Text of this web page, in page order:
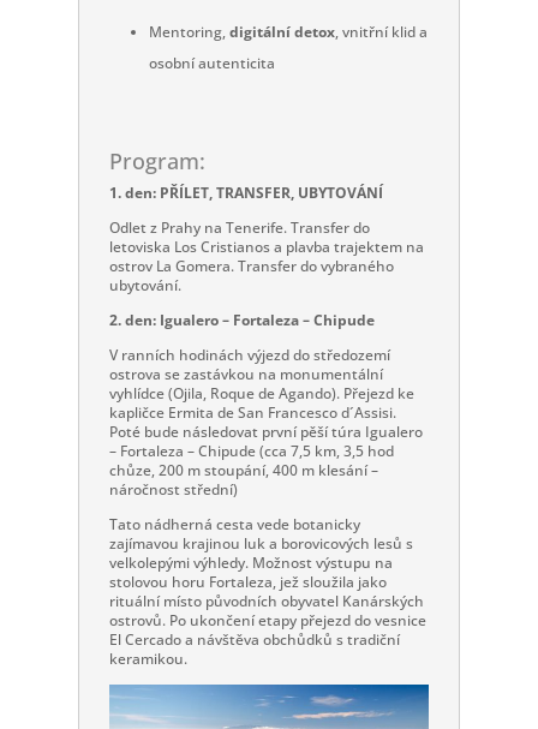
Mentoring,digitální detox, vnitřní klid a
osobní autenticita
Program:
1. den: PŘÍLET, TRANSFER, UBYTOVÁNÍ
Odlet z Prahy na Tenerife. Transfer do
letoviska Los Cristianos a plavba trajektem na
ostrov La Gomera. Transfer do vybraného
ubytování.
2. den: Igualero – Fortaleza – Chipude
V ranních hodinách výjezd do středozemí
ostrova se zastávkou na monumentální
vyhlídce (Ojila, Roque de Agando). Přejezd ke
kapličce Ermita de San Francesco d´Assisi.
Poté bude následovat první pěší túra Igualero
– Fortaleza – Chipude (cca 7,5 km, 3,5 hod
chůze, 200 m stoupání, 400 m klesání –
náročnost střední)
Tato nádherná cesta vede botanicky
zajímavou krajinou luk a borovicových lesů s
velkolepými výhledy. Možnost výstupu na
stolovou horu Fortaleza, jež sloužila jako
rituální místo původních obyvatel Kanárských
ostrovů. Po ukončení etapy přejezd do vesnice
El Cercado a návštěva obchůdků s tradiční
keramikou.